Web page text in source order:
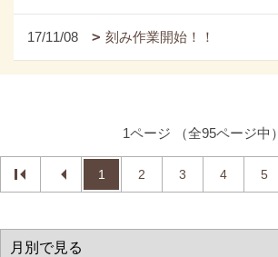
17/11/08 刻み作業開始！！
1ページ （全95ページ中）
1 2 3 4 5